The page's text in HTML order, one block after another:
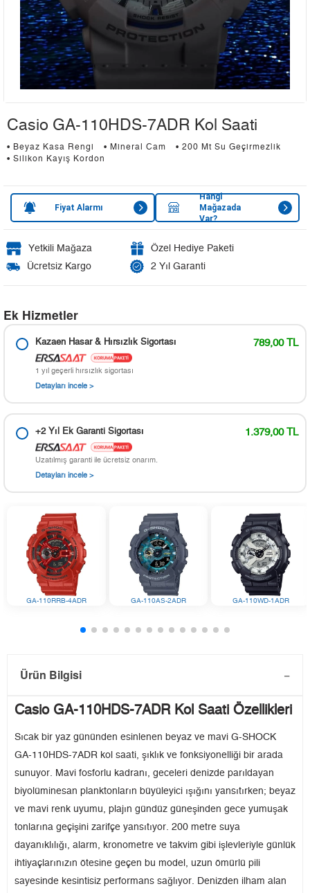
Casio GA-110HDS-7ADR Kol Saati
• Beyaz Kasa Rengi • Mineral Cam
• 200 Mt Su Geçirmezlik
• Silikon Kayış Kordon
Fiyat Alarmı
Hangi
Mağazada
Var?
Yetkili Mağaza
Özel Hediye Paketi
Ücretsiz Kargo
2 Yıl Garanti
Ek Hizmetler
Kazaen Hasar & Hırsızlık Sigortası 789,00 TL
1 yıl geçerli hırsızlık sigortası
Detayları incele >
+2 Yıl Ek Garanti Sigortası 1.379,00 TL
Uzatılmış garanti ile ücretsiz onarım.
Detayları incele >
GA-110RRB-4ADR GA-110AS-2ADR GA-110WD-1ADR
Ürün Bilgisi
Casio GA-110HDS-7ADR Kol Saati Özellikleri
Sıcak bir yaz gününden esinlenen beyaz ve mavi G-SHOCK
GA-110HDS-7ADR kol saati, şıklık ve fonksiyonelliği bir arada
sunuyor. Mavi fosforlu kadranı, geceleri denizde parıldayan
biyolüminesan planktonların büyüleyici ışığını yansıtırken; beyaz
ve mavi renk uyumu, plajın gündüz güneşinden gece yumuşak
tonlarına geçişini zarifçe yansıtıyor. 200 metre suya
dayanıklılığı, alarm, kronometre ve takvim gibi işlevleriyle günlük
ihtiyaçlarınızın ötesine geçen bu model, uzun ömürlü pili
sayesinde kesintisiz performans sağlıyor. Denizden ilham alan